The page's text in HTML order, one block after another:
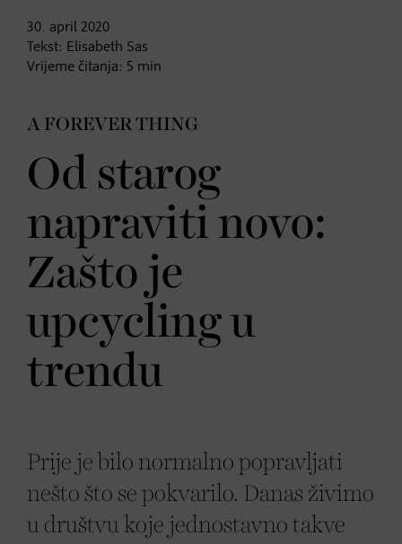
30. april 2020
Tekst: Elisabeth Sas
Vrijeme čitanja: 5 min
A FOREVER THING
Od starog
napraviti novo:
Zašto je
upcycling u
trendu
Prije je bilo normalno popravljati
nešto što se pokvarilo. Danas živimo
u društvu koje jednostavno takve